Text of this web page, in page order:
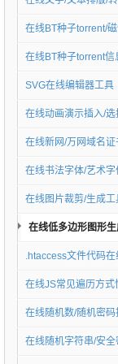
在线BT种子torrent/
在线BT种子torrent
SVG在线编辑器工具
在线动画演示插入/选
在线新网/万网域名
在线书法字体/艺术
在线图片裁剪/生成工
在线低多边形图形
.htaccess文件代码
在线JS常见遍历方
在线随机数/随机密
在线随机字符串/安